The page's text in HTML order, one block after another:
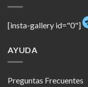
[insta-gallery id="0"]
AYUDA
Preguntas Frecuentes